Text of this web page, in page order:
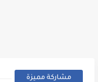
مشاركة مميزة